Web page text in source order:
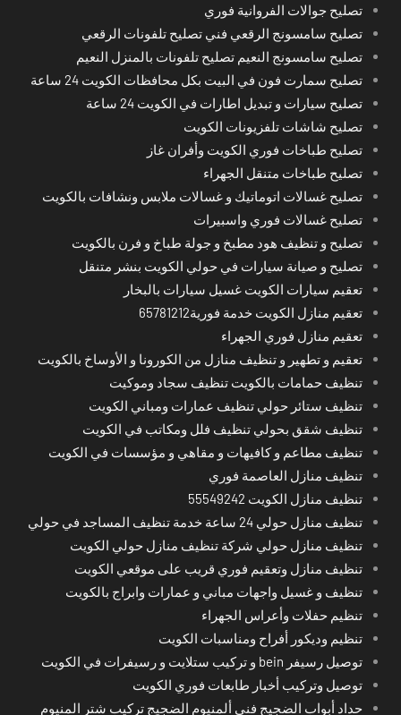
تصليح جوالات الفروانية فوري
تصليح سامسونج الرقعي فني تصليح تلفونات الرقعي
تصليح سامسونج النعيم تصليح تلفونات بالمنزل النعيم
تصليح سمارت فون في البيت بكل محافظات الكويت 24 ساعة
تصليح سيارات و تبديل اطارات في الكويت 24 ساعة
تصليح شاشات تلفزيونات الكويت
تصليح طباخات فوري الكويت وأفران غاز
تصليح طباخات متنقل الجهراء
تصليح غسالات اتوماتيك و غسالات ملابس ونشافات بالكويت
تصليح غسالات فوري واسبيرات
تصليح و تنظيف هود مطبخ و جولة طباخ و فرن بالكويت
تصليح و صيانة سيارات في حولي الكويت بنشر متنقل
تعقيم سيارات الكويت غسيل سيارات بالبخار
تعقيم منازل الكويت خدمة فورية65781212
تعقيم منازل فوري الجهراء
تعقيم و تطهير و تنظيف منازل من الكورونا و الأوساخ بالكويت
تنظيف حمامات بالكويت تنظيف سجاد وموكيت
تنظيف ستائر حولي تنظيف عمارات ومباني الكويت
تنظيف شقق بحولي تنظيف فلل ومكاتب في الكويت
تنظيف مطاعم و كافيهات و مقاهي و مؤسسات في الكويت
تنظيف منازل العاصمة فوري
تنظيف منازل الكويت 55549242
تنظيف منازل حولي 24 ساعة خدمة تنظيف المساجد في حولي
تنظيف منازل حولي شركة تنظيف منازل حولي الكويت
تنظيف منازل وتعقيم فوري قريب على موقعي الكويت
تنظيف و غسيل واجهات مباني و عمارات وابراج بالكويت
تنظيم حفلات وأعراس الجهراء
تنظيم وديكور أفراح ومناسبات الكويت
توصيل رسيفر bein و تركيب ستلايت و رسيفرات في الكويت
توصيل وتركيب أخبار طابعات فوري الكويت
حداد أبواب الضجيج فني ألمنيوم الضجيج تركيب شتر المنيوم